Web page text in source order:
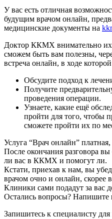
У вас есть отличная
будущим врачом онлайн,
медицинские документы на
Доктор ККМХ внимательно
сможем быть вам полезны,
встреча онлайн, в ходе
Обсудите подход к
Получите
проведения операции.
Узнаете, какие ещё
пройти для того, чтобы
сможете пройти их по
Услуга “Врач онлайн”
После окончания разговора
ли вас в ККМХ и помогут ли.
Кстати, приехав к нам, вы
врачом очно и онлайн, скорее
Клиники сами подадут за вас
Остались вопросы? Напишите
Запишитесь к специалисту для